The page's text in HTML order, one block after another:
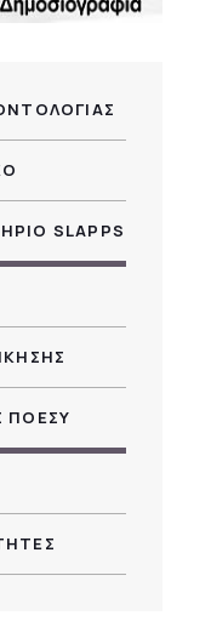
SLAPPS
ΠΟΕΣΥ